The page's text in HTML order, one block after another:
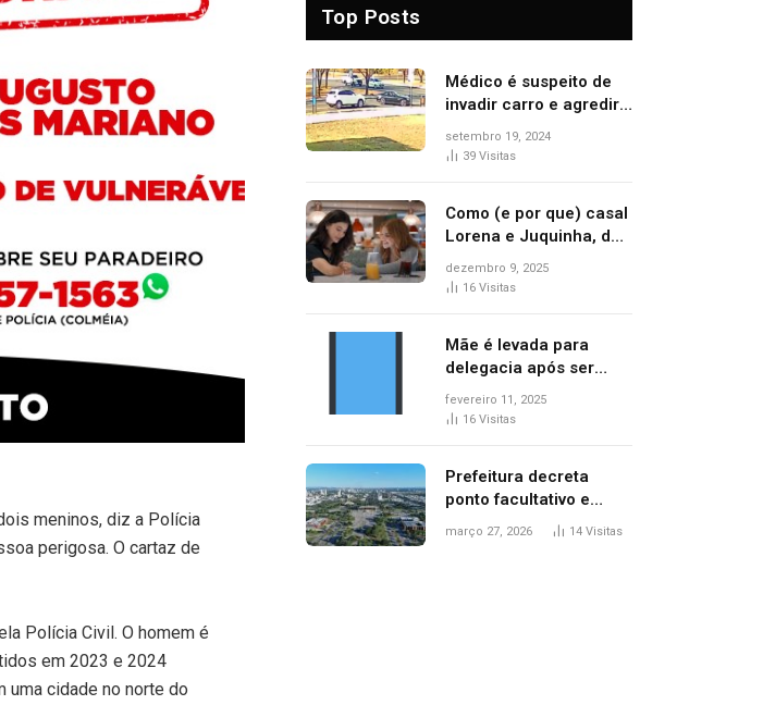
meninos, diz a Polícia
perigosa. O cartaz de
Polícia Civil. O homem é
em 2023 e 2024
cidade no norte do
Top Posts
Médico é suspeito de
invadir carro e agredir
delegado aposentado
durante confusão no
setembro 19, 2024
39 Visitas
Como (e por que) casal
Lorena e Juquinha, de
‘Três Graças’, ganhou
repercussão
dezembro 9, 2025
16 Visitas
Mãe é levada para
delegacia após ser
denunciada por maus-
tratos contra dois
fevereiro 11, 2025
16 Visitas
Prefeitura decreta
ponto facultativo e
servidores públicos
março 27, 2026 14 Visitas